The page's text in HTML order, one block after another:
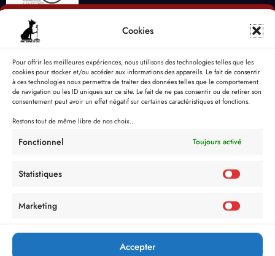
Cookies
Pour offrir les meilleures expériences, nous utilisons des technologies telles que les
cookies pour stocker et/ou accéder aux informations des appareils. Le fait de consentir
à ces technologies nous permettra de traiter des données telles que le comportement
de navigation ou les ID uniques sur ce site. Le fait de ne pas consentir ou de retirer son
consentement peut avoir un effet négatif sur certaines caractéristiques et fonctions.
Restons tout de même libre de nos choix...
Fonctionnel Toujours activé
Statistiques
Marketing
Accepter